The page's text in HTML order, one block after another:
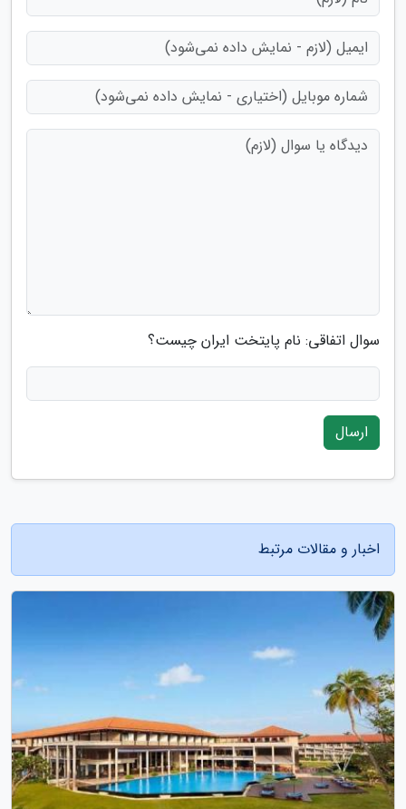
سوال اتفاقی: نام پایتخت ایران چیست؟
ارسال
اخبار و مقالات مرتبط